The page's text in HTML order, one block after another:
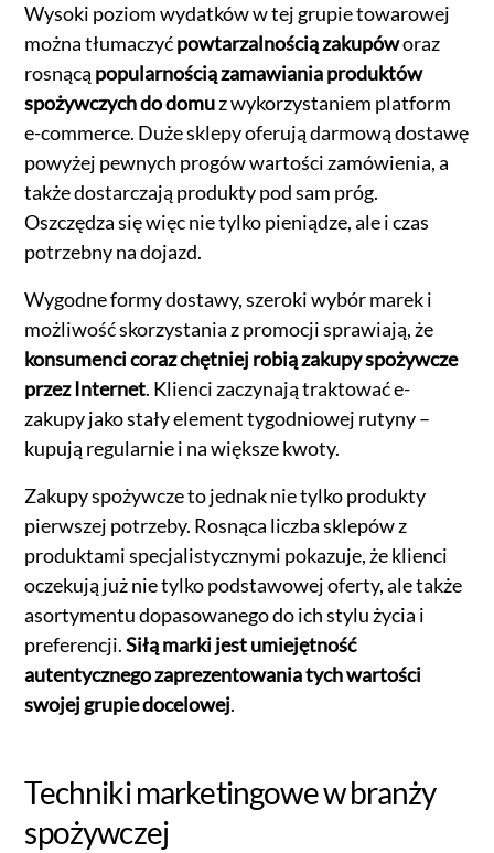
Wysoki poziom wydatków w tej grupie towarowej
można tłumaczyćpowtarzalnością zakupóworaz
rosnącą popularnością zamawiania produktów
spożywczych do domuz wykorzystaniem platform
e-commerce. Duże sklepy oferują darmową dostawę
powyżej pewnych progów wartości zamówienia, a
także dostarczają produkty pod sam próg.
Oszczędza się więc nie tylko pieniądze, ale i czas
potrzebny na dojazd.
Wygodne formy dostawy, szeroki wybór marek i
możliwość skorzystania z promocji sprawiają, że
konsumenci coraz chętniej robią zakupy spożywcze
przez Internet. Klienci zaczynają traktować e-
zakupy jako stały element tygodniowej rutyny –
kupują regularnie i na większe kwoty.
Zakupy spożywcze to jednak nie tylko produkty
pierwszej potrzeby. Rosnąca liczba sklepów z
produktami specjalistycznymi pokazuje, że klienci
oczekują już nie tylko podstawowej oferty, ale także
asortymentu dopasowanego do ich stylu życia i
preferencji.Siłą marki jest umiejętność
autentycznego zaprezentowania tych wartości
swojej grupie docelowej.
Techniki marketingowe w branży
spożywczej